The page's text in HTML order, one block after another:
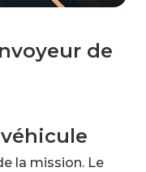
de
la mission. Le